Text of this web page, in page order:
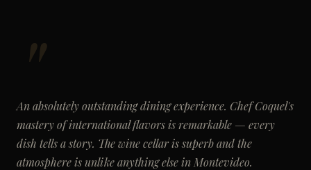
An absolutely outstanding dining experience. Chef Coquel's
mastery of international flavors is remarkable — every
dish tells a story. The wine cellar is superb and the
atmosphere is unlike anything else in Montevideo.